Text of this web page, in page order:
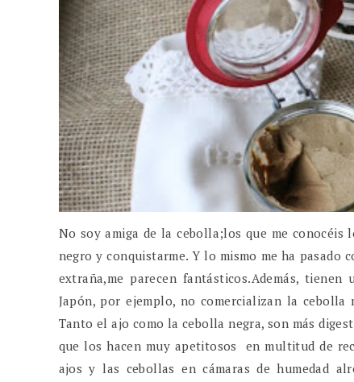
No soy amiga de la cebolla;los que me
negro y conquistarme. Y lo mismo me ha pasado
extraña,me parecen fantásticos.Además,
Japón, por ejemplo, no comercializan la
Tanto el ajo como la cebolla negra, son más
que los hacen muy apetitosos en multitud de
ajos y las cebollas en cámaras de humedad